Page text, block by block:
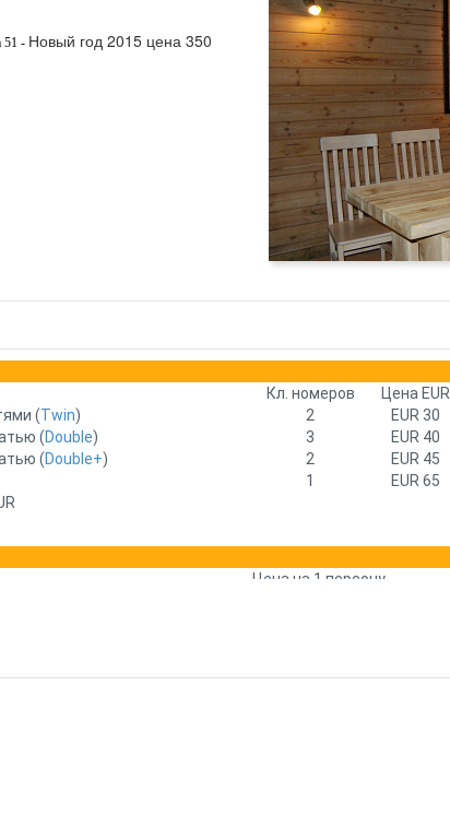
парковка. за дополнительную плату, Вы можете
и другие мероприятия до 70 человек.
Twin, Double, Double +, Lux. В каждом номере есть TV,
51 - Новый год 2015 цена 350
Кл. номеров
Цена EUR
(Twin) 2
EUR 30
(Double) 3
EUR 40
(Double+) 2
EUR 45
1
EUR 65
Цена на 1 персону
зал – (+ 75 EUR на время бани)